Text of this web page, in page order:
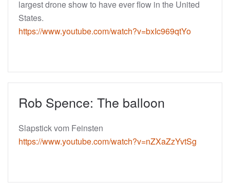
largest drone show to have ever flow in the United
States.
https://www.youtube.com/watch?v=bxIc969qtYo
Rob Spence: The balloon
Slapstick vom Feinsten
https://www.youtube.com/watch?v=nZXaZzYvtSg